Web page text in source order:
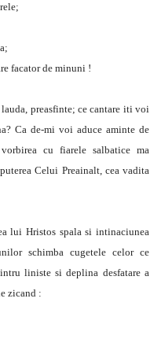
facator de minuni !
preasfinte; ce cantare iti voi
Ca de-mi voi aduce aminte de
cu fiarele salbatice ma
Celui Preainalt, cea vadita
lui Hristos spala si intinaciunea
schimba cugetele celor ce
liniste si deplina desfatare a
zicand :